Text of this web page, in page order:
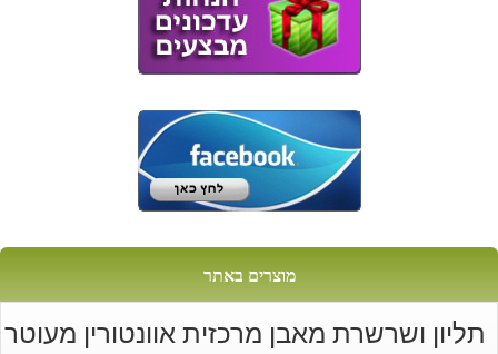
מוצרים באתר
תליון ושרשרת מאבן מרכזית אוונטורין מעוטר